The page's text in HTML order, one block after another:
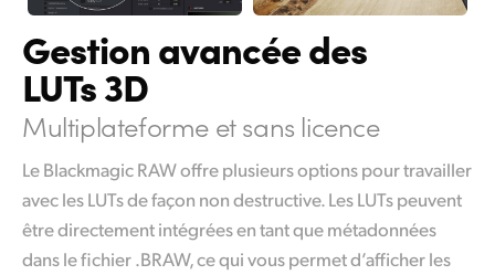
Gestion avancée des
LUTs 3D
Multiplateforme et sans licence
Le Blackmagic RAW offre plusieurs options pour travailler
avec les LUTs de façon non destructive. Les LUTs peuvent
être directement intégrées en tant que métadonnées
dans le fichier .BRAW, ce qui vous permet d’afficher les